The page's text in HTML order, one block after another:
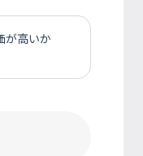
が高いか